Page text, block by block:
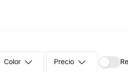
Color Precio